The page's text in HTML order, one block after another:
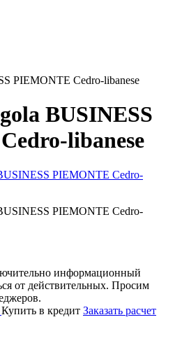
PIEMONTE Cedro-libanese
BUSINESS
libanese
информационный
от действительных. Просим
Купить в кредит Заказать расчет